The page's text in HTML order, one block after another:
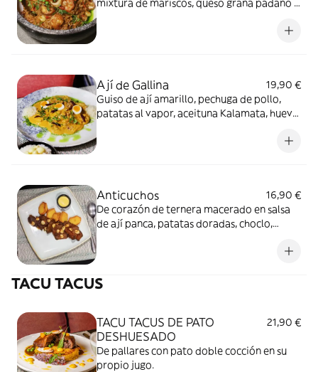
mixtura de mariscos, queso grana padano y
Ají de Gallina
19,90 €
Guiso de ají amarillo, pechuga de pollo,
patatas al vapor, aceituna Kalamata, huevo
Anticuchos
16,90 €
De corazón de ternera macerado en salsa
de ají panca, patatas doradas, choclo,
TACU TACUS
TACU TACUS DE PATO
DESHUESADO
21,90 €
De pallares con pato doble cocción en su
propio jugo.